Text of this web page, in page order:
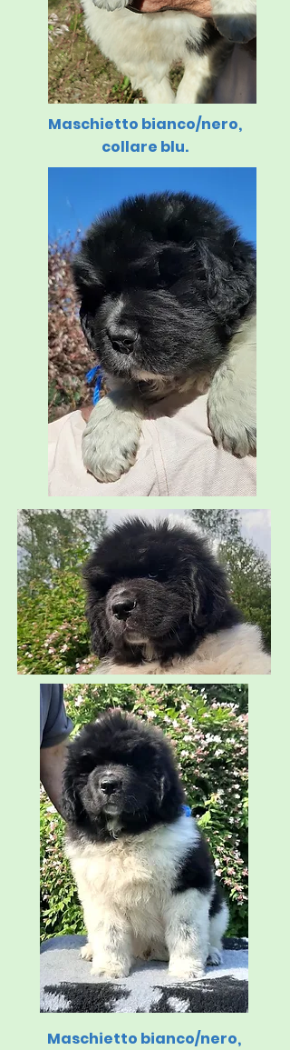
Maschietto bianco/nero,
collare blu.
Maschietto bianco/nero,